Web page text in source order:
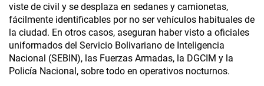
viste de civil y se desplaza en sedanes y camionetas,
fácilmente identificables por no ser vehículos habituales de
la ciudad. En otros casos, aseguran haber visto a oficiales
uniformados del Servicio Bolivariano de Inteligencia
Nacional (SEBIN), las Fuerzas Armadas, la DGCIM y la
Policía Nacional, sobre todo en operativos nocturnos.